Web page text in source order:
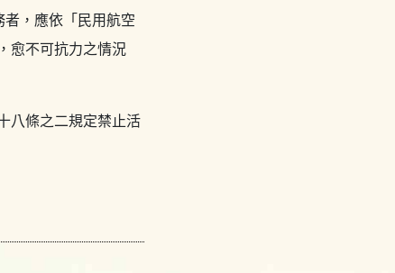
，應依「民用航空
愈不可抗力之情況
八條之二規定禁止活